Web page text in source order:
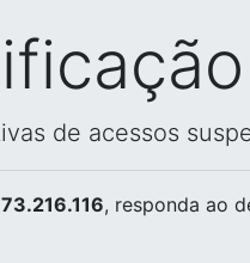
de acessos
, responda ao